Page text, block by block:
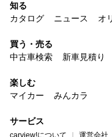
知る
カタログ
ニュース オ
買う・売る
中古車検索
新車見積り
楽しむ
マイカー
みんカラ
サービス
carview!について 運営会社